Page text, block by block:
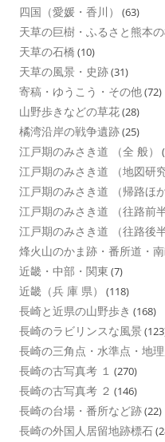
四国（愛媛・香川） (63)
天草の巨樹・ふるさと熊本
天草の石橋 (10)
天草の風景・史跡(31)
寄稿・ゆうこう・その他(72)
山野歩きなどの草花(28)
橘湾沿岸の戦争遺跡(25)
江戸期のみさき道 （全 般）
江戸期のみさき道 （地図研究
江戸期のみさき道 （帰路ほか
江戸期のみさき道 （往路前半
江戸期のみさき道 （往路後半
烽火山のかま跡・番所道・
近畿・中部・関東 (7)
近畿（兵 庫 県） (118)
長崎と近県の山野歩き (168)
長崎のラビリンスな風景
長崎の三角点・水準点・地
長崎の古写真考 １ (270)
長崎の古写真考 ２ (146)
長崎の台場・番所など跡(22)
長崎の外国人居留地跡標石